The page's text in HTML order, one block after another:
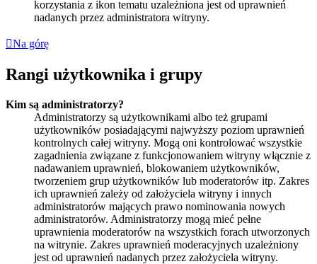
korzystania z ikon tematu uzależniona jest od uprawnień
nadanych przez administratora witryny.
Na górę
Rangi użytkownika i grupy
Kim są administratorzy?
Administratorzy są użytkownikami albo też grupami
użytkowników posiadającymi najwyższy poziom uprawnień
kontrolnych całej witryny. Mogą oni kontrolować wszystkie
zagadnienia związane z funkcjonowaniem witryny włącznie z
nadawaniem uprawnień, blokowaniem użytkowników,
tworzeniem grup użytkowników lub moderatorów itp. Zakres
ich uprawnień zależy od założyciela witryny i innych
administratorów mających prawo nominowania nowych
administratorów. Administratorzy mogą mieć pełne
uprawnienia moderatorów na wszystkich forach utworzonych
na witrynie. Zakres uprawnień moderacyjnych uzależniony
jest od uprawnień nadanych przez założyciela witryny.